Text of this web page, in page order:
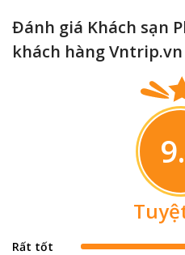
Đánh giá Khách sạn
khách hàng Vntrip.vn
Rất tốt